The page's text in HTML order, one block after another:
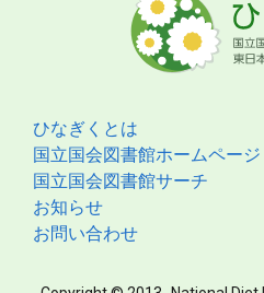
ひなぎくとは
国立国会図書館ホームページ
国立国会図書館サーチ
お知らせ
お問い合わせ